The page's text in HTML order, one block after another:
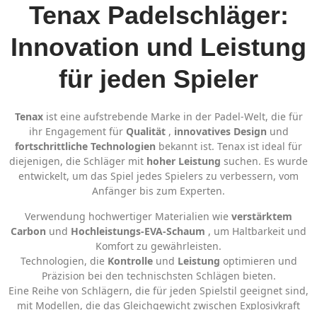
Tenax Padelschläger:
Innovation und Leistung
für jeden Spieler
Tenaxist eine aufstrebende Marke in der Padel-Welt, die für
ihr Engagement für Qualität, innovatives Design und
fortschrittliche Technologien bekannt ist. Tenax ist ideal für
diejenigen, die Schläger mit hoher Leistung suchen. Es wurde
entwickelt, um das Spiel jedes Spielers zu verbessern, vom
Anfänger bis zum Experten.
Verwendung hochwertiger Materialien wie verstärktem
Carbon und Hochleistungs-EVA-Schaum , um Haltbarkeit und
Komfort zu gewährleisten.
Technologien, die Kontrolleund Leistung optimieren und
Präzision bei den technischsten Schlägen bieten.
Eine Reihe von Schlägern, die für jeden Spielstil geeignet sind,
mit Modellen, die das Gleichgewicht zwischen Explosivkraft